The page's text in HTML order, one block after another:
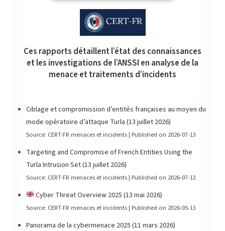
Ces rapports détaillent l’état des connaissances
et les investigations de l’ANSSI en analyse de la
menace et traitements d’incidents
Ciblage et compromission d’entités françaises au moyen du
mode opératoire d’attaque Turla (13 juillet 2026)
Source: CERT-FR menaces et incidents Published on 2026-07-13
Targeting and Compromise of French Entities Using the
Turla Intrusion Set (13 juillet 2026)
Source: CERT-FR menaces et incidents Published on 2026-07-13
Cyber Threat Overview 2025 (13 mai 2026)
Source: CERT-FR menaces et incidents Published on 2026-05-13
Panorama de la cybermenace 2025 (11 mars 2026)